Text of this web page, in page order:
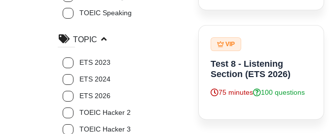
TOEIC Speaking
TOPIC
ETS 2023
ETS 2024
ETS 2026
TOEIC Hacker 2
TOEIC Hacker 3
VIP
Test 8 - Listening
Section (ETS 2026)
75 minutes 100 questions